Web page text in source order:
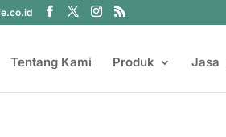
Tentang Kami Produk Jasa